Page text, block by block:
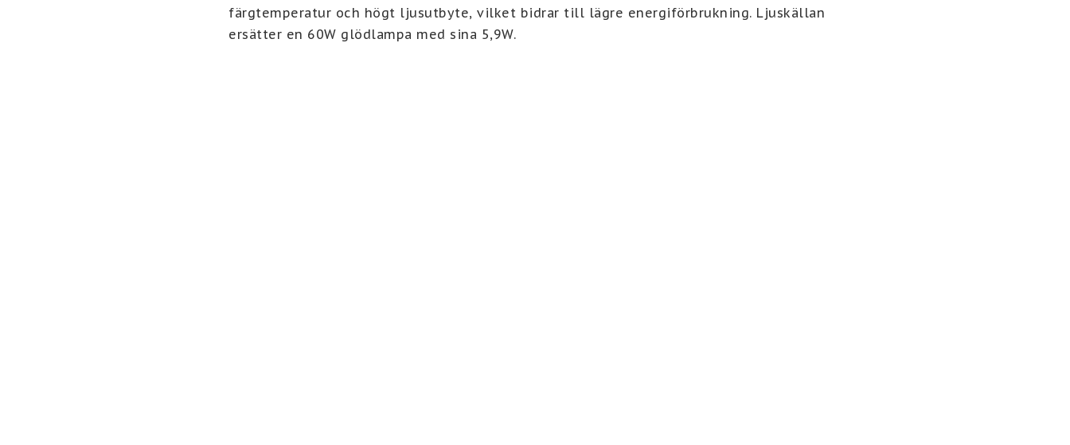
färgtemperatur och högt ljusutbyte, vilket bidrar till lägre energiförbrukning. Ljuskällan
ersätter en 60W glödlampa med sina 5,9W.